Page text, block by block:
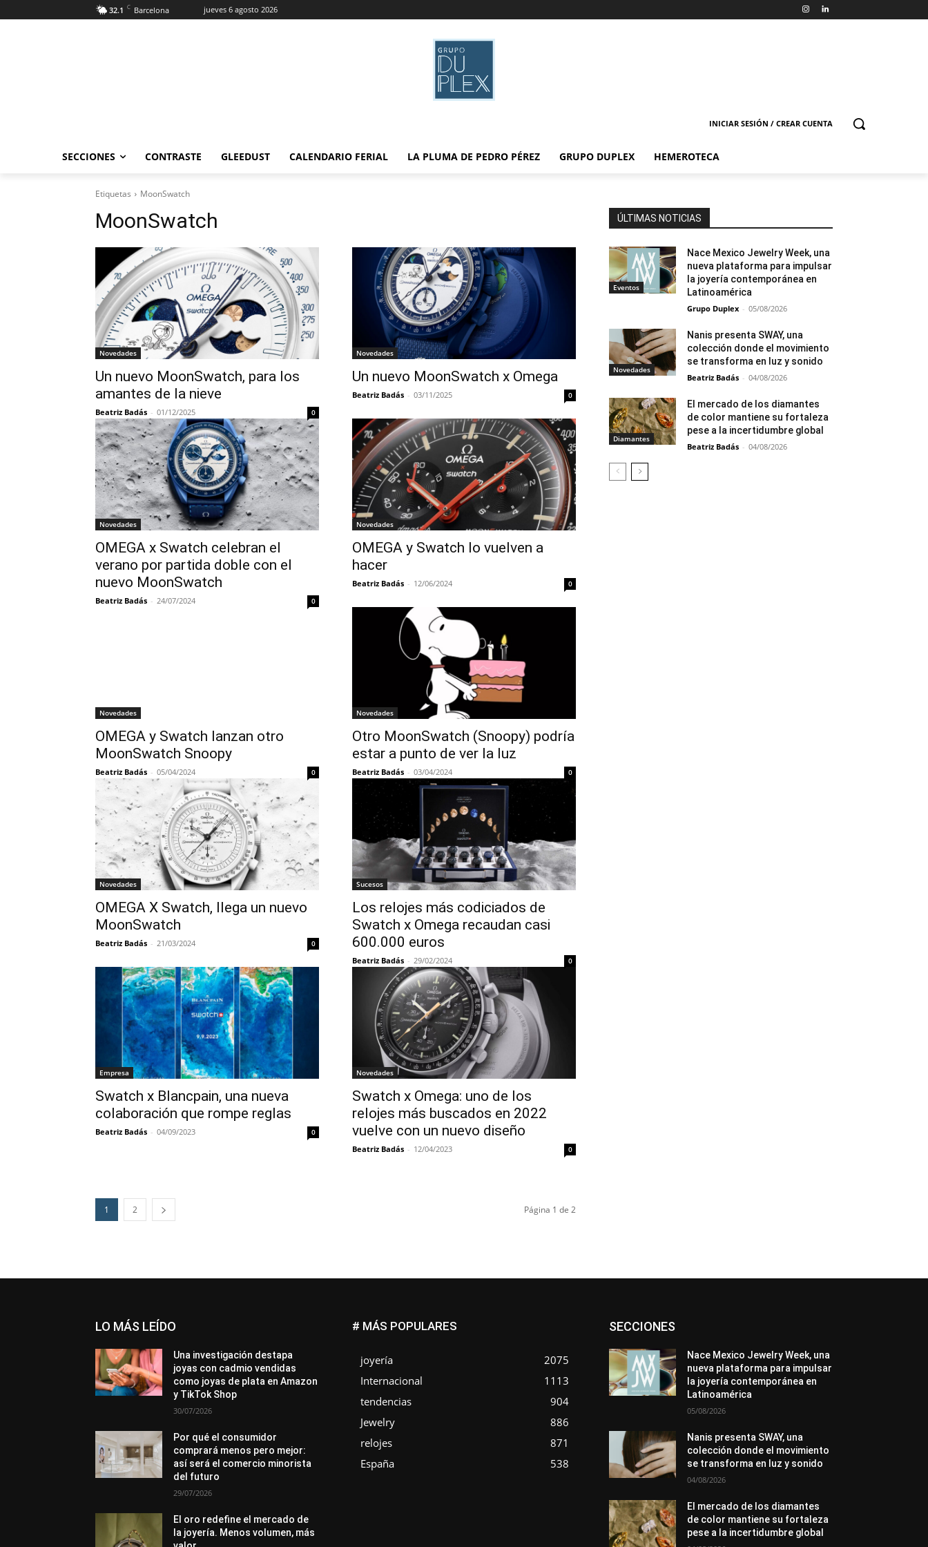
32.1 C Barcelona jueves 6 agosto 2026
INICIAR SESIÓN / CREAR CUENTA
SECCIONES CONTRASTE GLEEDUST CALENDARIO FERIAL LA PLUMA DE PEDRO PÉREZ GRUPO DUPLEX HEMEROTECA
Etiquetas MoonSwatch
MoonSwatch
Novedades
Un nuevo MoonSwatch, para los
amantes de la nieve
Beatriz Badás - 01/12/2025 0
Novedades
Un nuevo MoonSwatch x Omega
Beatriz Badás - 03/11/2025 0
Novedades
OMEGA x Swatch celebran el
verano por partida doble con el
nuevo MoonSwatch
Beatriz Badás - 24/07/2024 0
Novedades
OMEGA y Swatch lo vuelven a
hacer
Beatriz Badás - 12/06/2024 0
Novedades
OMEGA y Swatch lanzan otro
MoonSwatch Snoopy
Beatriz Badás - 05/04/2024 0
Novedades
Otro MoonSwatch (Snoopy) podría
estar a punto de ver la luz
Beatriz Badás - 03/04/2024 0
Novedades
OMEGA X Swatch, llega un nuevo
MoonSwatch
Beatriz Badás - 21/03/2024 0
Sucesos
Los relojes más codiciados de
Swatch x Omega recaudan casi
600.000 euros
Beatriz Badás - 29/02/2024 0
Empresa
Swatch x Blancpain, una nueva
colaboración que rompe reglas
Beatriz Badás - 04/09/2023 0
Novedades
Swatch x Omega: uno de los
relojes más buscados en 2022
vuelve con un nuevo diseño
Beatriz Badás - 12/04/2023 0
1 2 Página 1 de 2
ÚLTIMAS NOTICIAS
Eventos
Nace Mexico Jewelry Week, una
nueva plataforma para impulsar
la joyería contemporánea en
Latinoamérica
Grupo Duplex - 05/08/2026
Novedades
Nanis presenta SWAY, una
colección donde el movimiento
se transforma en luz y sonido
Beatriz Badás - 04/08/2026
Diamantes
El mercado de los diamantes
de color mantiene su fortaleza
pese a la incertidumbre global
Beatriz Badás - 04/08/2026
LO MÁS LEÍDO
Una investigación destapa
joyas con cadmio vendidas
como joyas de plata en Amazon
y TikTok Shop
30/07/2026
Por qué el consumidor
comprará menos pero mejor:
así será el comercio minorista
del futuro
29/07/2026
El oro redefine el mercado de
la joyería. Menos volumen, más
# MÁS POPULARES
joyería
2075
Internacional
1113
tendencias
904
Jewelry
886
relojes
871
España
538
SECCIONESAsociaciones
En tendencia
In memoriam
La Pluma de Pedro Pérez
México
Mundo Técnico
Novedades
Opiniones
Perspectiva
Premios
Secciones
Sin categoría
Nace Mexico Jewelry Week, una
nueva plataforma para impulsar
la joyería contemporánea en
Latinoamérica
05/08/2026
Nanis presenta SWAY, una
colección donde el movimiento
se transforma en luz y sonido
04/08/2026
El mercado de los diamantes
de color mantiene su fortaleza
pese a la incertidumbre global